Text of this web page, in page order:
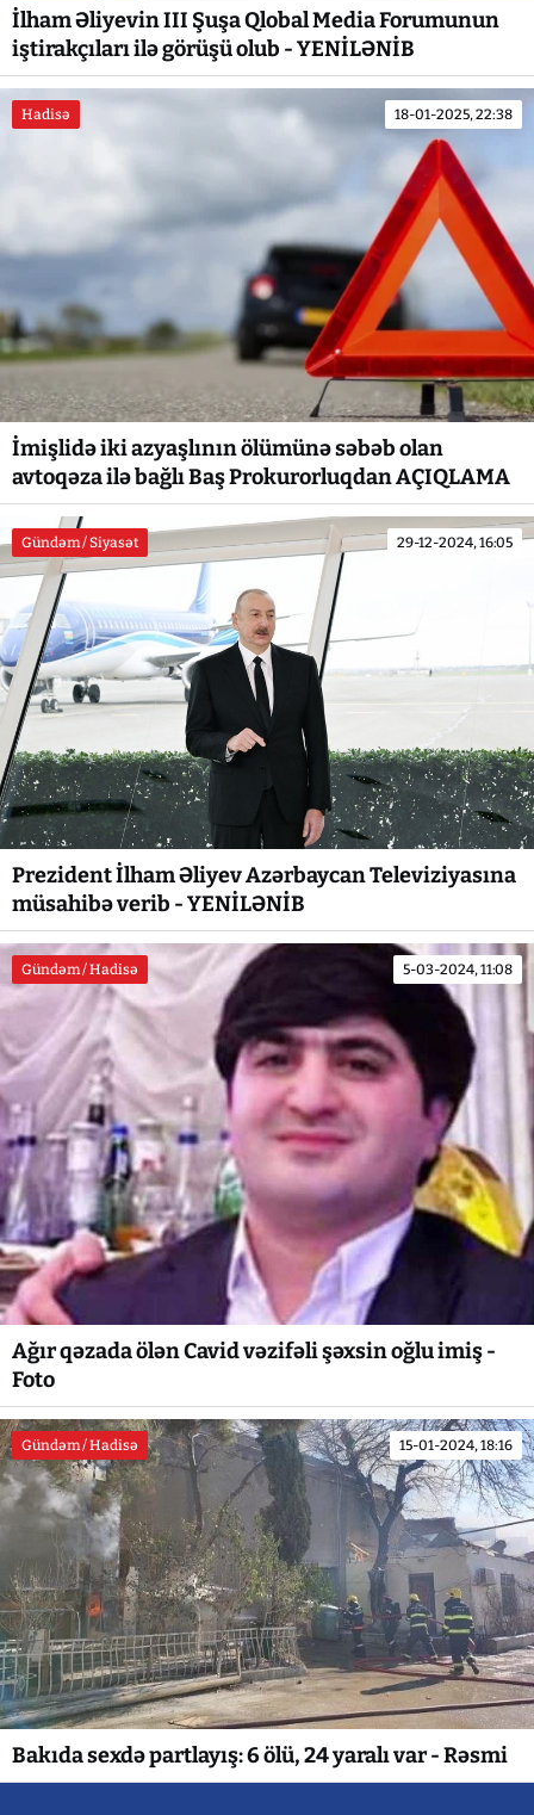
İlham Əliyevin III Şuşa Qlobal Media Forumunun
iştirakçıları ilə görüşü olub - YENİLƏNİB
Hadisə 18-01-2025, 22:38
İmişlidə iki azyaşlının ölümünə səbəb olan
avtoqəza ilə bağlı Baş Prokurorluqdan AÇIQLAMA
Gündəm / Siyasət 29-12-2024, 16:05
Prezident İlham Əliyev Azərbaycan Televiziyasına
müsahibə verib - YENİLƏNİB
Gündəm / Hadisə 5-03-2024, 11:08
Ağır qəzada ölən Cavid vəzifəli şəxsin oğlu imiş -
Foto
Gündəm / Hadisə 15-01-2024, 18:16
Bakıda sexdə partlayış: 6 ölü, 24 yaralı var - Rəsmi